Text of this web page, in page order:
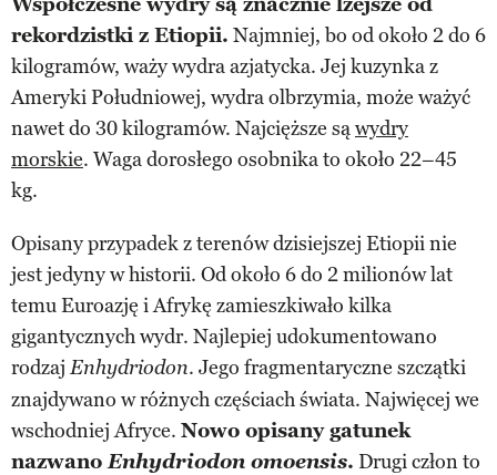
rekordzistki z Etiopii. Najmniej, bo od około 2 do 6
kilogramów, waży wydra azjatycka. Jej kuzynka z
Ameryki Południowej, wydra olbrzymia, może ważyć
nawet do 30 kilogramów. Najcięższe sąwydry
morskie. Waga dorosłego osobnika to około 22–45
kg.
Opisany przypadek z terenów dzisiejszej Etiopii nie
jest jedyny w historii. Od około 6 do 2 milionów lat
temu Euroazję i Afrykę zamieszkiwało kilka
gigantycznych wydr. Najlepiej udokumentowano
rodzajEnhydriodon. Jego fragmentaryczne szczątki
znajdywano w różnych częściach świata. Najwięcej we
wschodniej Afryce. Nowo opisany gatunek
nazwanoEnhydriodon omoensis. Drugi człon to